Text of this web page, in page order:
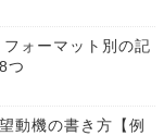
ォーマット別の記
つ
動機の書き方【例